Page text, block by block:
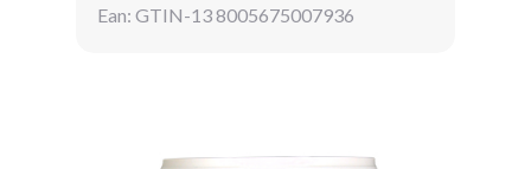
Ean: GTIN-13 8005675007936